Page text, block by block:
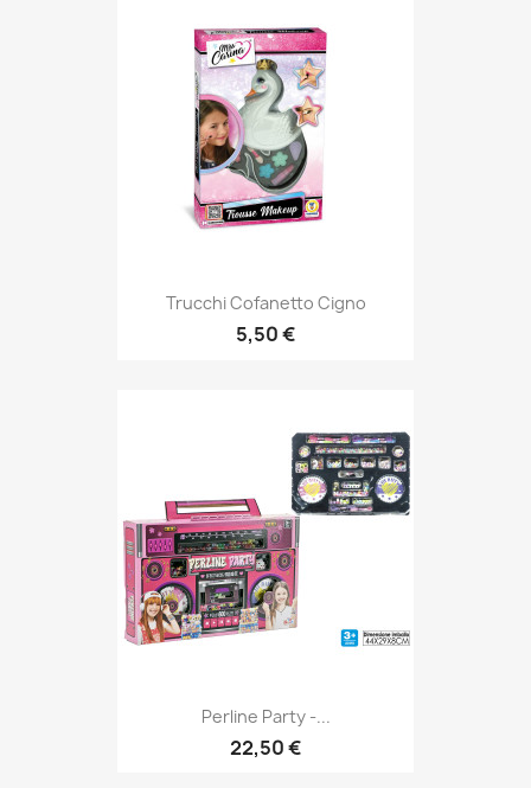
Trucchi Cofanetto Cigno
5,50 €
Perline Party -...
22,50 €